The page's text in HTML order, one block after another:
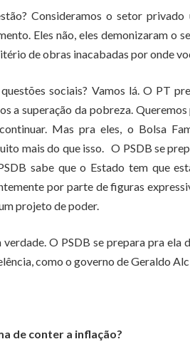
Consideramos o setor
Eles não, eles demonizaram
de obras inacabadas por onde
sociais? Vamos lá. O PT
a superação da pobreza.
Mas pra eles, o Bolsa
mais do que isso. O PSDB se
sabe que o Estado tem que
por parte de figuras
projeto de poder.
verdade. O PSDB se prepara pra
como o governo de Geraldo
de conter a inflação?